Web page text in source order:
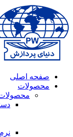
صفحه اصلی
محصولات